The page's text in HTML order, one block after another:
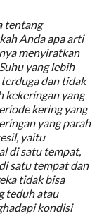
tentang
Anda apa arti
menyiratkan
yang lebih
dan tidak
kekeringan yang
kering yang
yang parah
yaitu
di satu tempat,
satu tempat dan
tidak bisa
teduh atau
kondisi